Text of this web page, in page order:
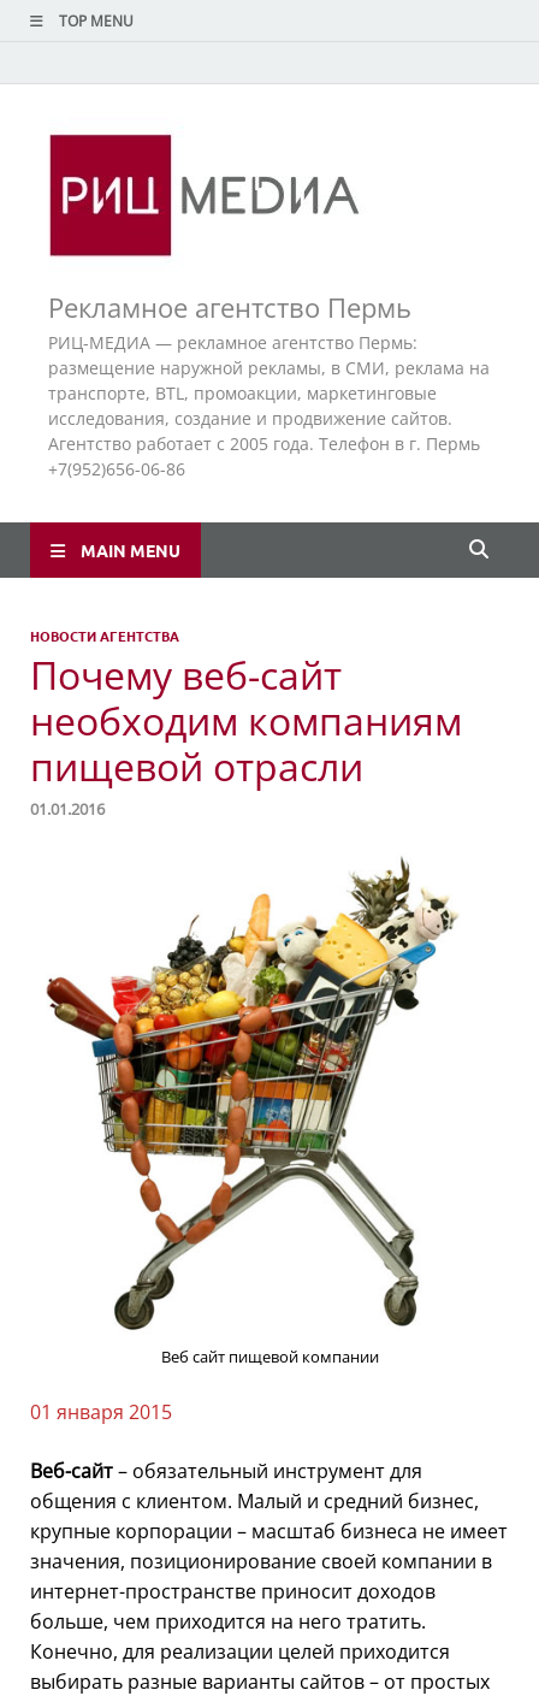
TOP MENU
Рекламное агентство Пермь
РИЦ-МЕДИА — рекламное агентство Пермь:
размещение наружной рекламы, в СМИ, реклама на
транспорте, BTL, промоакции, маркетинговые
исследования, создание и продвижение сайтов.
Агентство работает с 2005 года. Телефон в г. Пермь
+7(952)656-06-86
MAIN MENU
НОВОСТИ АГЕНТСТВА
Почему веб-сайт
необходим компаниям
пищевой отрасли
01.01.2016
Веб сайт пищевой компании
01 января 2015
Веб-сайт– обязательный инструмент для
общения с клиентом. Малый и средний бизнес,
крупные корпорации – масштаб бизнеса не имеет
значения, позиционирование своей компании в
интернет-пространстве приносит доходов
больше, чем приходится на него тратить.
Конечно, для реализации целей приходится
выбирать разные варианты сайтов – от простых